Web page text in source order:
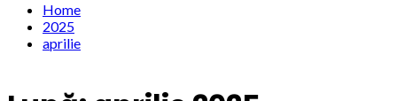
Home
2025
aprilie